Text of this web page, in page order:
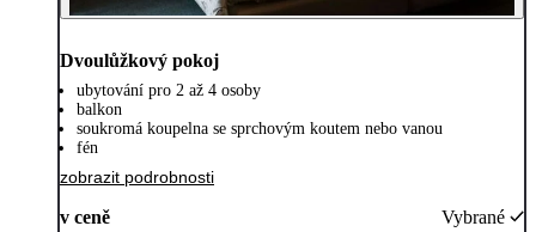
Dvoulůžkový pokoj
ubytování pro 2 až 4 osoby
balkon
soukromá koupelna se sprchovým koutem nebo vanou
fén
zobrazit podrobnosti
v ceně Vybrané